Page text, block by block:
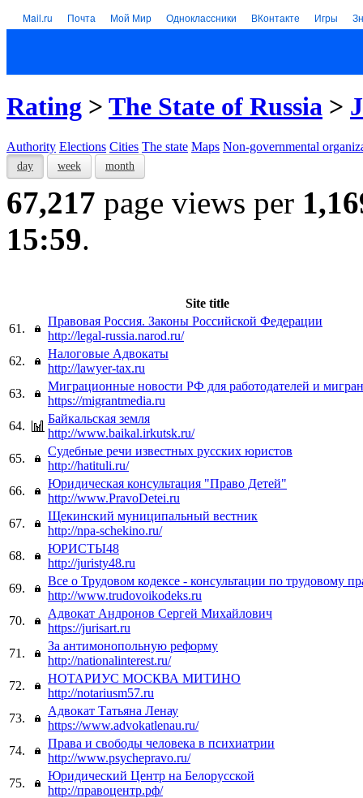
Mail.ru Почта Мой Мир Одноклассники ВКонтакте Игры
Rating > The State of Russia >
Authority Elections Cities The state Maps Non-governmental
day week month
67,217 page views per
15:59.
Site title
61.
Правовая Россия. Законы Российской Федерации
http://legal-russia.narod.ru/
62.
Налоговые Адвокаты
http://lawyer-tax.ru
63.
Миграционные новости РФ для работодателей и
https://migrantmedia.ru
64.
Байкальская земля
http://www.baikal.irkutsk.ru/
65.
Судебные речи известных русских юристов
http://hatituli.ru/
66.
Юридическая консультация "Право Детей"
http://www.PravoDetei.ru
67.
Щекинский муниципальный вестник
http://npa-schekino.ru/
68.
ЮРИСТЫ48
http://juristy48.ru
69.
Все о Трудовом кодексе - консультации по трудовому
http://www.trudovoikodeks.ru
70.
Адвокат Андронов Сергей Михайлович
https://jurisart.ru
71.
За антимонопольную реформу
http://nationalinterest.ru/
72.
НОТАРИУС МОСКВА МИТИНО
http://notariusm57.ru
73.
Адвокат Татьяна Ленау
https://www.advokatlenau.ru/
74.
Права и свободы человека в психиатрии
http://www.psychepravo.ru/
75.
Юридический Центр на Белорусской
http://правоцентр.рф/